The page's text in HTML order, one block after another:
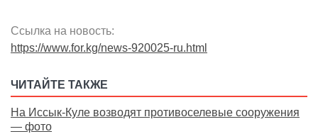
Ссылка на новость:
https://www.for.kg/news-920025-ru.html
ЧИТАЙТЕ ТАКЖЕ
На Иссык-Куле возводят противоселевые сооружения
— фото